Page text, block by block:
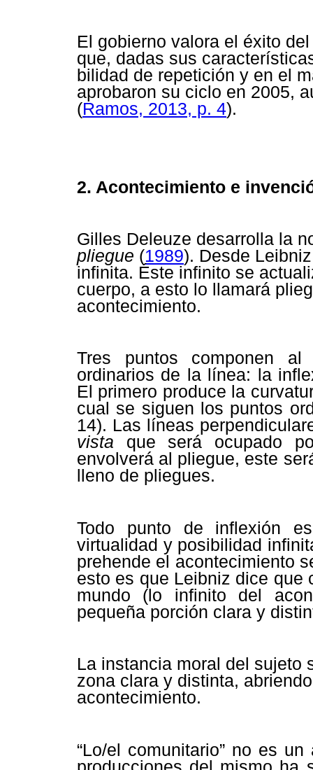
El gobierno valora el éxito
que, dadas sus
bilidad de repetición y en el
aprobaron su ciclo en 2005,
(Ramos, 2013, p. 4).
2. Acontecimiento e
Gilles Deleuze desarrolla la
pliegue (1989). Desde
infinita. Éste infinito se
cuerpo, a esto lo llamará
acontecimiento.
Tres puntos componen
ordinarios de la línea: la
El primero produce la
cual se siguen los puntos
14). Las líneas
vista que será ocupado
envolverá al pliegue, este
lleno de pliegues.
Todo punto de inflexión
virtualidad y posibilidad
prehende el acontecimiento
esto es que Leibniz dice que
mundo (lo infinito del
pequeña porción clara y
La instancia moral del sujeto
zona clara y distinta,
acontecimiento.
“Lo/el comunitario” no es